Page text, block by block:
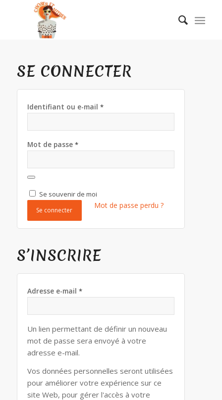
SE CONNECTER
Identifiant ou e-mail *
Mot de passe *
Se souvenir de moi
Se connecter
Mot de passe perdu ?
S’INSCRIRE
Adresse e-mail *
Un lien permettant de définir un nouveau
mot de passe sera envoyé à votre
adresse e-mail.
Vos données personnelles seront utilisées
pour améliorer votre expérience sur ce
site Web, pour gérer l'accès à votre